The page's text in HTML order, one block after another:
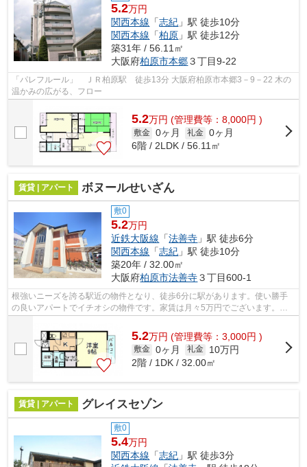
5.2万円
関西本線 「志紀 」駅 徒歩10分
関西本線 「柏原 」駅 徒歩12分
築31年 / 56.11㎡
大阪府柏原市本郷３丁目9-22
「パレフルール」 ＪＲ柏原駅 徒歩13分 大阪府柏原市本郷3－9－22 木の
温かみの広がる、フロー
5.2万円 (管理費等：8,000円 )
敷金 0ヶ月 礼金 0ヶ月
6階 / 2LDK / 56.11㎡
賃貸 | アパート ボヌールせいざん
敷0
5.2万円
近鉄大阪線 「法善寺 」駅 徒歩6分
関西本線 「志紀 」駅 徒歩10分
築20年 / 32.00㎡
大阪府柏原市法善寺３丁目600-1
根強いニーズを誇る駅近の物件となり、徒歩6分に駅があります。使い勝手
の良いアパートでイチオシの物件です。家賃は月々5万円でございます。当
5.2万円 (管理費等：3,000円 )
敷金 0ヶ月 礼金
10万円
2階 / 1DK / 32.00㎡
賃貸 | アパート グレイスセゾン
敷0
5.4万円
関西本線 「志紀 」駅 徒歩3分